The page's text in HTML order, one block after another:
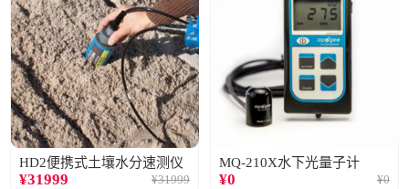
HD2便携式土壤水分速测仪
¥31999 ¥31999
MQ-210X水下光量子计
¥0 ¥0